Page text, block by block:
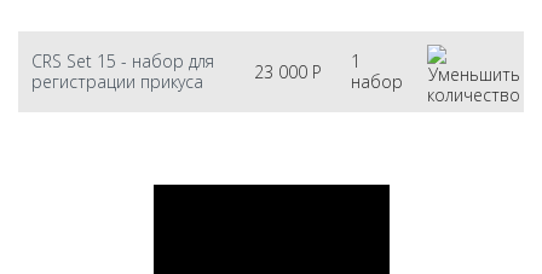
CRS Set 15 - набор для
регистрации прикуса
23 000 Р
1
набор